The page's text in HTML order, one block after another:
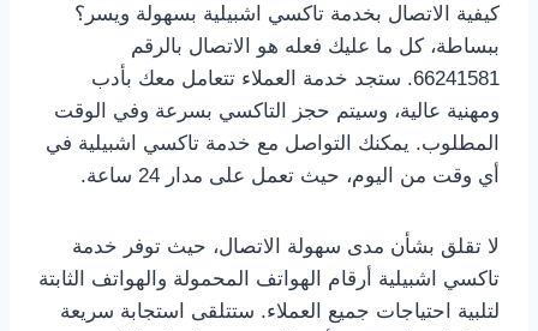
كيفية الاتصال بخدمة تاكسي اشبيلية بسهولة ويسر؟
ببساطة، كل ما عليك فعله هو الاتصال بالرقم
66241581. ستجد خدمة العملاء تتعامل معك بأدب
ومهنية عالية، وسيتم حجز التاكسي بسرعة وفي الوقت
المطلوب. يمكنك التواصل مع خدمة تاكسي اشبيلية في
أي وقت من اليوم، حيث تعمل على مدار 24 ساعة.
لا تقلق بشأن مدى سهولة الاتصال، حيث توفر خدمة
تاكسي اشبيلية أرقام الهواتف المحمولة والهواتف الثابتة
لتلبية احتياجات جميع العملاء. ستتلقى استجابة سريعة